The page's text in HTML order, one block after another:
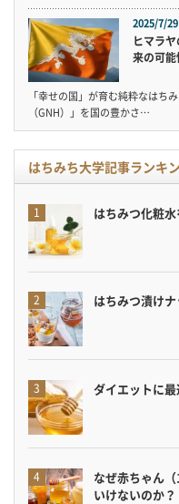
2025/7/29
ヒマラ
来の可能
「幸せの国」が育む純粋なはち
（GNH）」を国の豊かさ…
はちみち大学記事ランキ
はちみつ化粧
はちみつ漬け
ダイエットに
なぜ赤ちゃん
いけないのか？